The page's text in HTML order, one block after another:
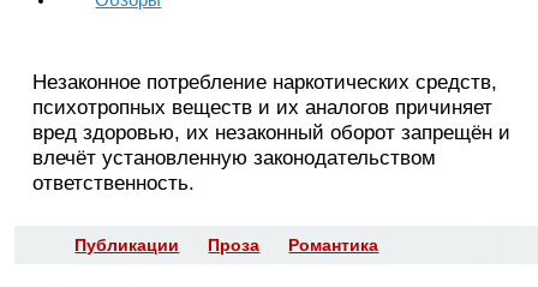
Незаконное потребление наркотических средств,
психотропных веществ и их аналогов причиняет
вред здоровью, их незаконный оборот запрещён и
влечёт установленную законодательством
ответственность.
Публикации Проза Романтика